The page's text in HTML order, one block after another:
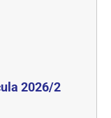
2026/2